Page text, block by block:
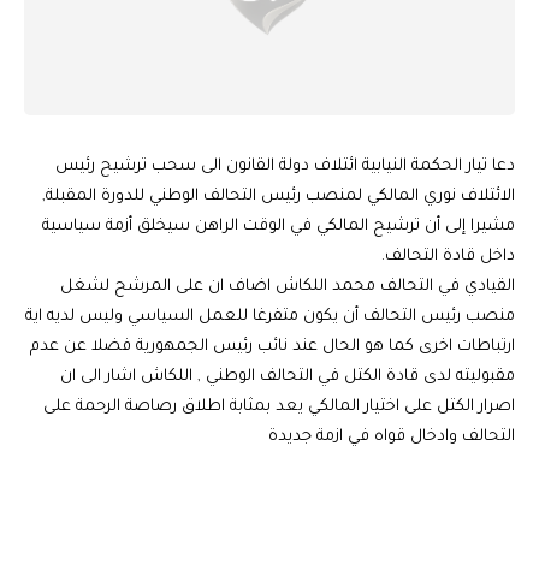
دعا تيار الحكمة النيابية ائتلاف دولة القانون الى سحب ترشيح رئيس
الائتلاف نوري المالكي لمنصب رئيس التحالف الوطني للدورة المقبلة,
مشيرا إلى أن ترشيح المالكي في الوقت الراهن سيخلق أزمة سياسية
داخل قادة التحالف.
القيادي في التحالف محمد اللكاش اضاف ان على المرشح لشغل
منصب رئيس التحالف أن يكون متفرغا للعمل السياسي وليس لديه اية
ارتباطات اخرى كما هو الحال عند نائب رئيس الجمهورية فضلا عن عدم
مقبوليته لدى قادة الكتل في التحالف الوطني , اللكاش اشار الى ان
اصرار الكتل على اختيار المالكي يعد بمثابة اطلاق رصاصة الرحمة على
التحالف وادخال قواه في ازمة جديدة